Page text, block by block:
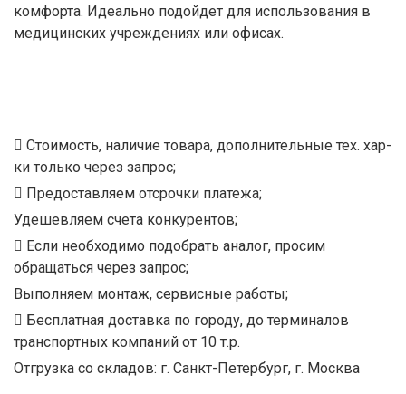
комфорта. Идеально подойдет для использования в
медицинских учреждениях или офисах.
Стоимость, наличие товара, дополнительные тех. хар-
ки только через запрос;
Предоставляем отсрочки платежа;
Удешевляем счета конкурентов;
Если необходимо подобрать аналог, просим
обращаться через запрос;
Выполняем монтаж, сервисные работы;
Бесплатная доставка по городу, до терминалов
транспортных компаний от 10 т.р.
Отгрузка со складов: г. Санкт-Петербург, г. Москва